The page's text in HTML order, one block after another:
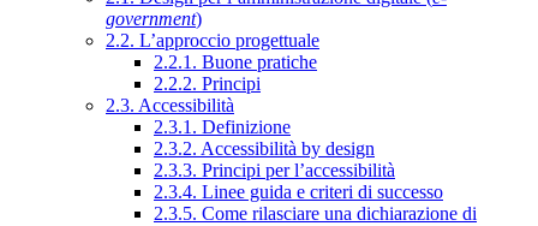
government)
2.2. L’approccio progettuale
2.2.1. Buone pratiche
2.2.2. Principi
2.3. Accessibilità
2.3.1. Definizione
2.3.2. Accessibilità by design
2.3.3. Principi per l’accessibilità
2.3.4. Linee guida e criteri di successo
2.3.5. Come rilasciare una dichiarazione di